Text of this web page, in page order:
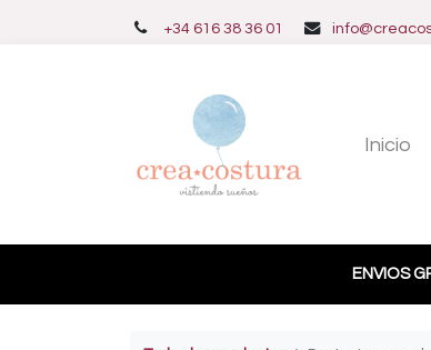
+34 616 38 36 01
Inicio
ENVIOS